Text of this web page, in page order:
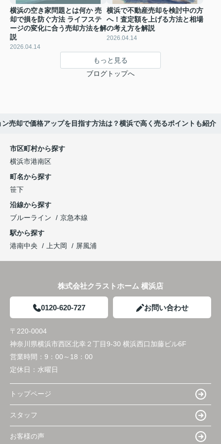
横浜の空き家問題とは何か 売
却で損を防ぐ方法 ライフステ
ージの変化に合う売却方法を解
説
2026.04.14
横浜で不動産売却を検討中の方
へ！査定額を上げる方法と相場
の考え方を解説
2026.04.14
もっと見る
ブログトップへ
売却で価格アップを目指す方法は？横浜で高く売るポイントも紹介
市区町村から探す
横浜市港南区
町名から探す
笹下
沿線から探す
ブルーライン
京急本線
駅から探す
港南中央
上大岡 屏風浦
株式会社クラストホーム 横浜店
0120-620-727 お問い合わせ
〒220-0004
神奈川県横浜市西区北幸２丁目9-30 横浜西口加藤ビル6F
営業時間： 9：00～18：00
定休日： 水曜日
トップページ
スタッフ
お客様の声